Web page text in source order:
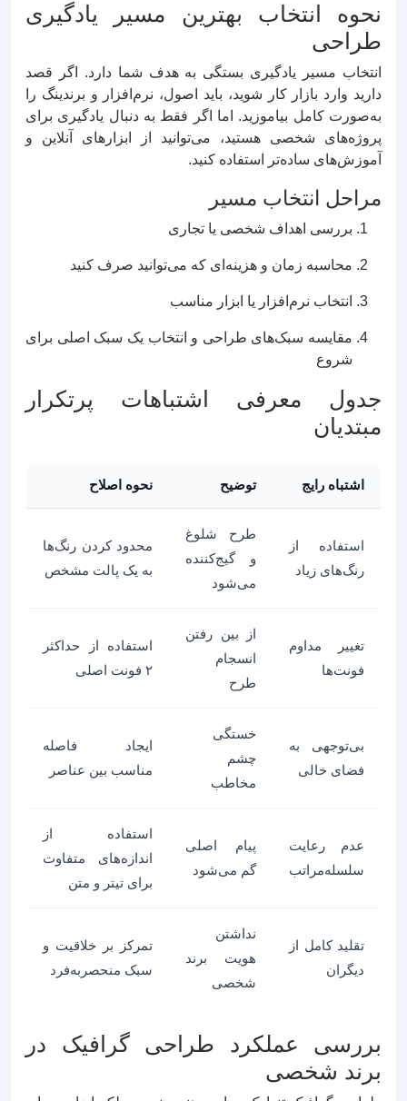
نحوه انتخاب بهترین مسیر یادگیری
طراحی
انتخاب مسیر یادگیری بستگی به هدف شما دارد. اگر قصد
دارید وارد بازار کار شوید، باید اصول، نرم‌افزار و برندینگ را
به‌صورت کامل بیاموزید. اما اگر فقط به دنبال یادگیری برای
پروژه‌های شخصی هستید، می‌توانید از ابزارهای آنلاین و
آموزش‌های ساده‌تر استفاده کنید.
مراحل انتخاب مسیر
بررسی اهداف شخصی یا تجاری
محاسبه زمان و هزینه‌ای که می‌توانید صرف کنید
انتخاب نرم‌افزار یا ابزار مناسب
مقایسه سبک‌های طراحی و انتخاب یک سبک اصلی برای
شروع
جدول معرفی اشتباهات پرتکرار
مبتدیان
اشتباه رایج توضیح نحوه اصلاح
استفاده از
رنگ‌های زیاد
طرح شلوغ
و گیج‌کننده
می‌شود
محدود کردن رنگ‌ها
به یک پالت مشخص
تغییر مداوم
فونت‌ها
از بین رفتن
انسجام
طرح
استفاده از حداکثر
۲ فونت اصلی
بی‌توجهی به
فضای خالی
خستگی
چشم
مخاطب
ایجاد فاصله
مناسب بین عناصر
عدم رعایت
سلسله‌مراتب
پیام اصلی
گم می‌شود
استفاده از
اندازه‌های متفاوت
برای تیتر و متن
تقلید کامل از
دیگران
نداشتن
هویت برند
شخصی
تمرکز بر خلاقیت و
سبک منحصر‌به‌فرد
بررسی عملکرد طراحی گرافیک در
برند شخصی